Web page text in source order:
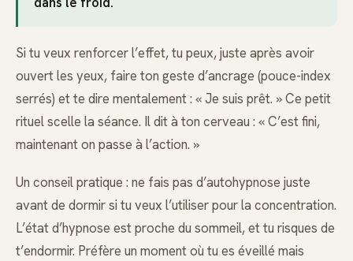
Si tu veux renforcer l’effet, tu peux, juste après avoir
ouvert les yeux, faire ton geste d’ancrage (pouce-index
serrés) et te dire mentalement : « Je suis prêt. » Ce petit
rituel scelle la séance. Il dit à ton cerveau : « C’est fini,
maintenant on passe à l’action. »
Un conseil pratique : ne fais pas d’autohypnose juste
avant de dormir si tu veux l’utiliser pour la concentration.
L’état d’hypnose est proche du sommeil, et tu risques de
t’endormir. Préfère un moment où tu es éveillé mais